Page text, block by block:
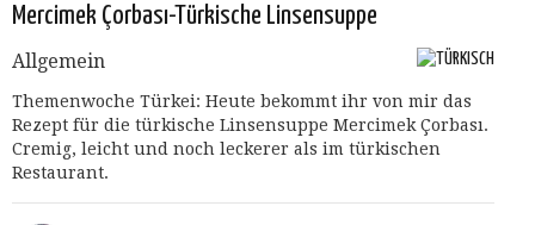
Mercimek Çorbası-Türkische Linsensuppe
Allgemein
Themenwoche Türkei: Heute bekommt ihr von mir das
Rezept für die türkische Linsensuppe Mercimek Çorbası.
Cremig, leicht und noch leckerer als im türkischen
Restaurant.